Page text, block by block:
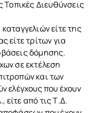
Τοπικές Διευθύνσεις
είτε της
είτε τρίτων για
δόμησης.
σε εκτέλεση
και των
ελέγχους που έχουν
είτε από τις Τ.Δ.